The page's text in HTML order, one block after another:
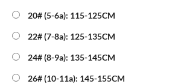
20# (5-6a): 115-125CM
22# (7-8a): 125-135CM
24# (8-9a): 135-145CM
26# (10-11a): 145-155CM